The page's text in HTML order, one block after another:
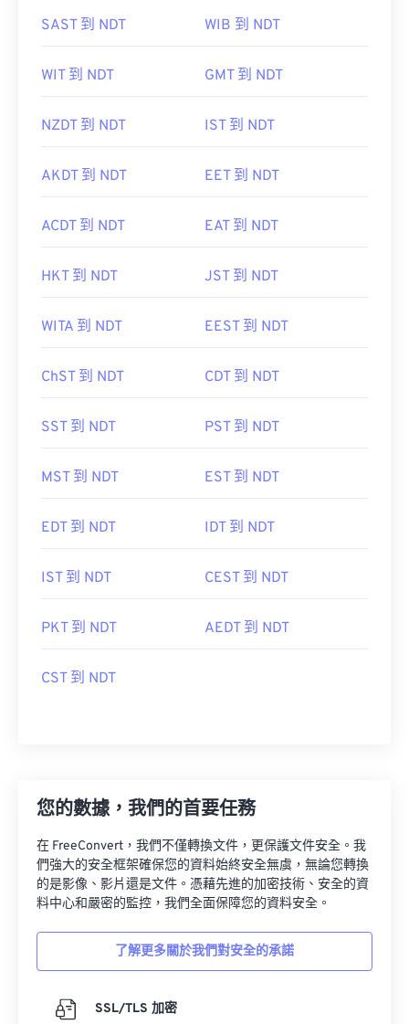
SAST 到 NDT WIB 到 NDT
WIT 到 NDT GMT 到 NDT
NZDT 到 NDT IST 到 NDT
AKDT 到 NDT EET 到 NDT
ACDT 到 NDT EAT 到 NDT
HKT 到 NDT JST 到 NDT
WITA 到 NDT EEST 到 NDT
ChST 到 NDT CDT 到 NDT
SST 到 NDT PST 到 NDT
MST 到 NDT EST 到 NDT
EDT 到 NDT IDT 到 NDT
IST 到 NDT CEST 到 NDT
PKT 到 NDT AEDT 到 NDT
CST 到 NDT
您的數據，我們的首要任務
在 FreeConvert，我們不僅轉換文件，更保護文件安全。我
們強大的安全框架確保您的資料始終安全無虞，無論您轉換
的是影像、影片還是文件。憑藉先進的加密技術、安全的資
料中心和嚴密的監控，我們全面保障您的資料安全。
了解更多關於我們對安全的承諾
SSL/TLS 加密